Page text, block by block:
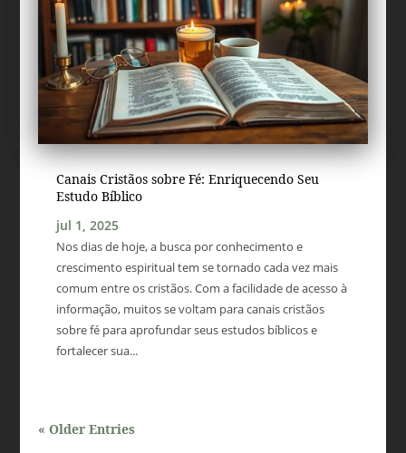
Canais Cristãos sobre Fé: Enriquecendo Seu
Estudo Bíblico
jul 1, 2025
Nos dias de hoje, a busca por conhecimento e
crescimento espiritual tem se tornado cada vez mais
comum entre os cristãos. Com a facilidade de acesso à
informação, muitos se voltam para canais cristãos
sobre fé para aprofundar seus estudos bíblicos e
fortalecer sua...
« Older Entries